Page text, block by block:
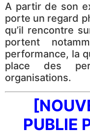
A partir de son
porte un regard
qu’il rencontre
portent
performance, la
place des
organisations.
PUBLIE